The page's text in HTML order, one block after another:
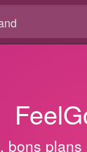
, bons